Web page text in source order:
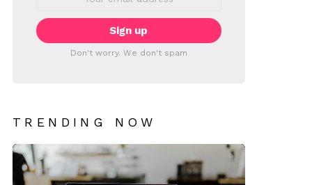
Don't worry. We don't spam
TRENDING NOW